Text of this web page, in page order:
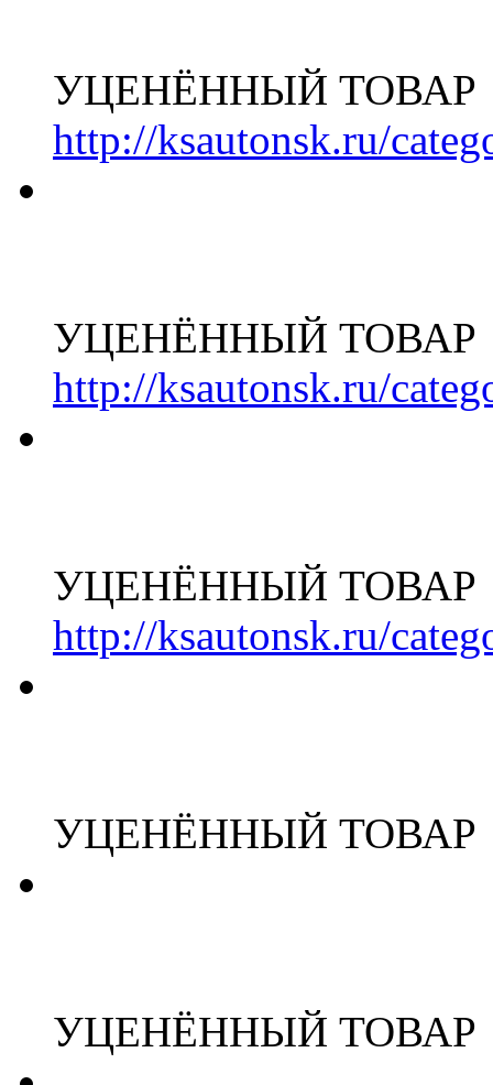
УЦЕНЁННЫЙ ТОВАР
http://ksautonsk.ru/
УЦЕНЁННЫЙ ТОВАР
http://ksautonsk.ru/
УЦЕНЁННЫЙ ТОВАР
http://ksautonsk.ru/
УЦЕНЁННЫЙ ТОВАР
УЦЕНЁННЫЙ ТОВАР